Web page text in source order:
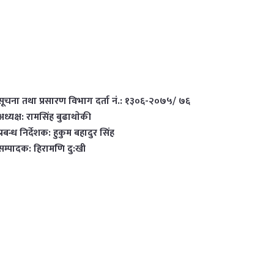
तथा प्रसारण विभाग दर्ता नं.: १३०६-२०७५/ ७६
रामसिंह बुढाथाेकी
निर्देशक: हुकुम बहादुर सिंह
हिरामणि दु:खी